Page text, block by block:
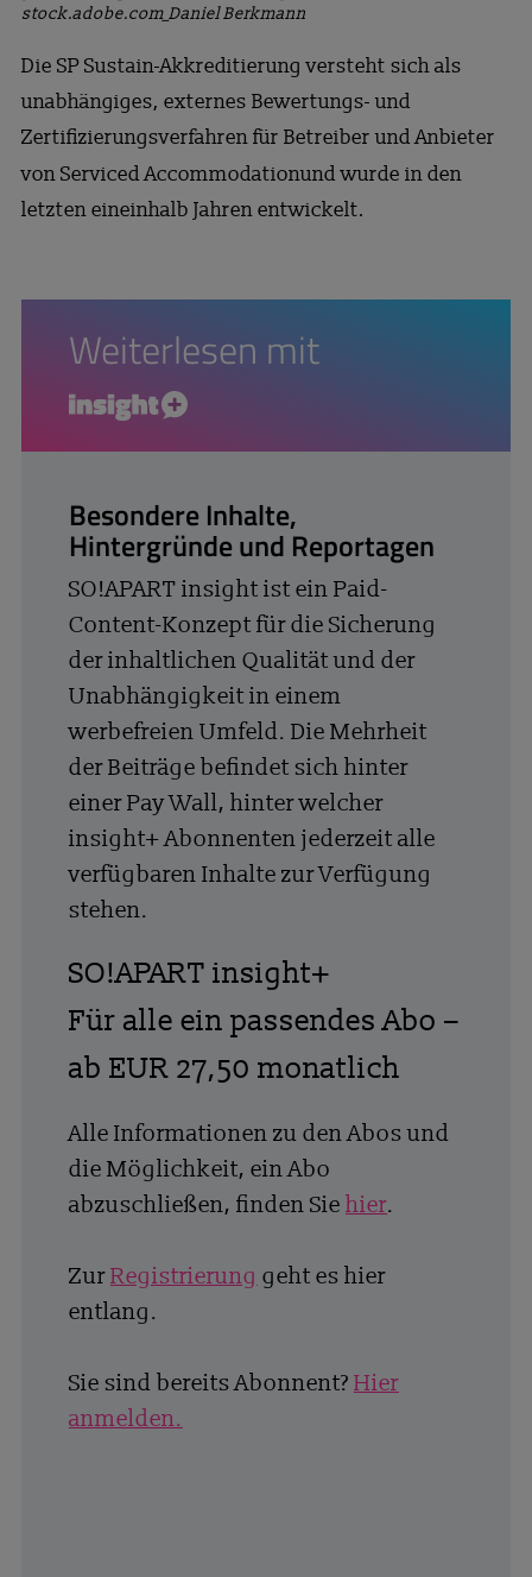
stock.adobe.com_Daniel Berkmann
Die SP Sustain-Akkreditierung versteht sich als
unabhängiges, externes Bewertungs- und
Zertifizierungsverfahren für Betreiber und Anbieter
von Serviced Accommodationund wurde in den
letzten eineinhalb Jahren entwickelt.
Weiterlesen mit
insight+
Besondere Inhalte,
Hintergründe und Reportagen
SO!APART insight ist ein Paid-
Content-Konzept für die Sicherung
der inhaltlichen Qualität und der
Unabhängigkeit in einem
werbefreien Umfeld. Die Mehrheit
der Beiträge befindet sich hinter
einer Pay Wall, hinter welcher
insight+ Abonnenten jederzeit alle
verfügbaren Inhalte zur Verfügung
stehen.
SO!APART insight+
Für alle ein passendes Abo –
ab EUR 27,50 monatlich
Alle Informationen zu den Abos und
die Möglichkeit, ein Abo
abzuschließen, finden Sie hier.
ZurRegistrierung geht es hier
entlang.
Sie sind bereits Abonnent? Hier
anmelden.